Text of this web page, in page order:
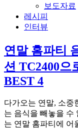
시
보도자료
레시피
인터뷰
연말 홈파티
션 TC2400으
BEST 4
다가오는 연말, 소중
는 음식을 빼놓을 수
는 연말 홈파티에 어